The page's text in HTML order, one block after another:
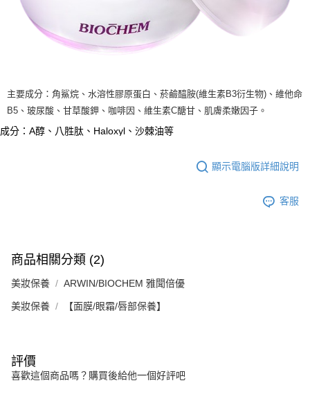
「AFTEE先享後付」，若未經同意申辦者引起之損失，本公司不負相關責
任。
４．使用「AFTEE先享後付」時，將依據個別帳號之用戶狀況，依本公司即
時審查核予不同之上限額度；若仍有額度不足之情形，本公司將視審查結果
主要成分：角鯊烷、水溶性膠原蛋白、菸鹼醯胺(維生素B3衍生物)、維他命
B5、玻尿酸、甘草酸鉀、咖啡因、維生素C醣甘、肌膚柔嫩因子。
成分：A醇、八胜肽、Haloxyl、沙棘油等
顯示電腦版詳細說明
客服
商品相關分類 (2)
美妝保養 ARWIN/BIOCHEM 雅聞倍優
美妝保養 【面膜/眼霜/唇部保養】
評價
喜歡這個商品嗎？購買後給他一個好評吧